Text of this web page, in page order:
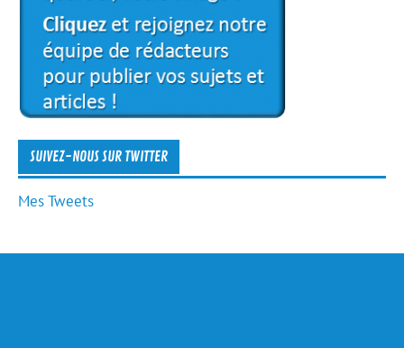
SUIVEZ-NOUS SUR TWITTER
Mes Tweets